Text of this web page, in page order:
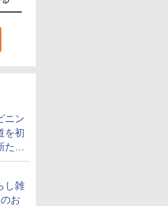
ニン
を初
な
線へ
し雑
お